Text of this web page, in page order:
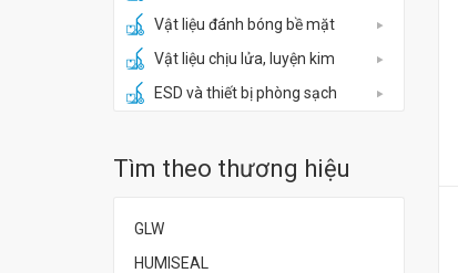
Vật liệu đánh bóng bề mặt
Vật liệu chịu lửa, luyện kim
ESD và thiết bị phòng sạch
Tìm theo thương hiệu
GLW
HUMISEAL